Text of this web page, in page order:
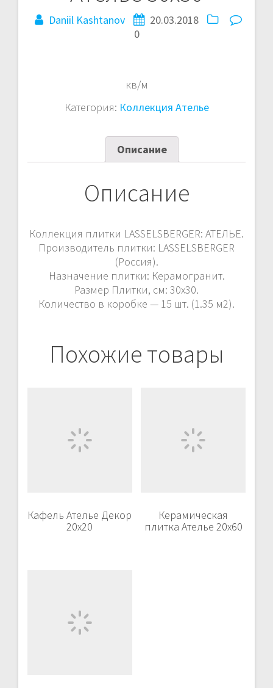
Daniil Kashtanov
20.03.2018
0
кв/м
Категория: Коллекция Ателье
Описание
Описание
Коллекция плитки LASSELSBERGER: АТЕЛЬЕ.
Производитель плитки: LASSELSBERGER
(Россия).
Назначение плитки: Керамогранит.
Размер Плитки, см: 30х30.
Количество в коробке — 15 шт. (1.35 м2).
Похожие товары
Кафель Ателье Декор
20х20
Керамическая
плитка Ателье 20х60
записям